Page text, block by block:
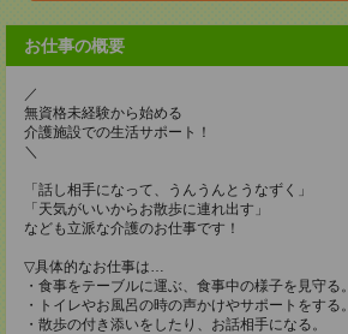
お仕事の概要
／
無資格未経験から始める
介護施設での生活サポート！
＼
「話し相手になって、うんうんとうなずく」
「天気がいいからお散歩に連れ出す」
なども立派な介護のお仕事です！
▽具体的なお仕事は…
・食事をテーブルに運ぶ、食事中の様子を見守る。
・トイレやお風呂の時の声かけやサポートをする。
・散歩の付き添いをしたり、お話相手になる。